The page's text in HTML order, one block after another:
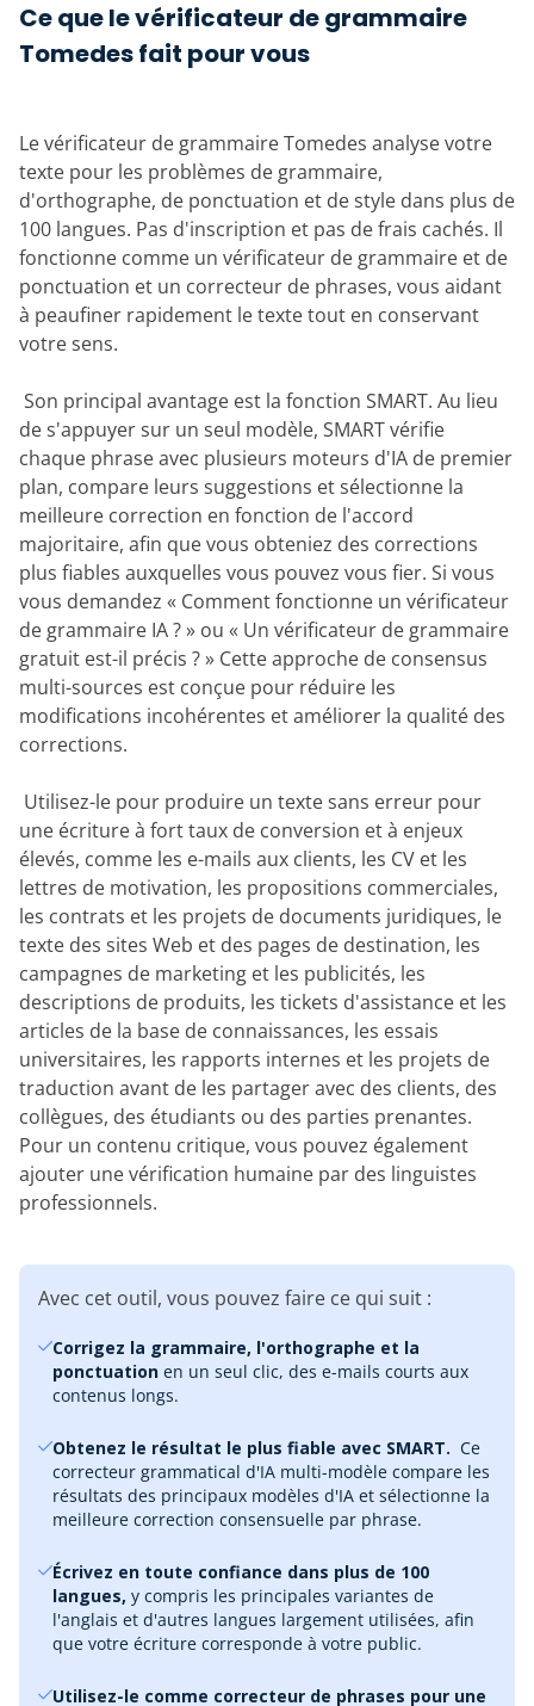
Ce que le vérificateur de grammaire
Tomedes fait pour vous
Le vérificateur de grammaire Tomedes analyse votre
texte pour les problèmes de grammaire,
d'orthographe, de ponctuation et de style dans plus de
100 langues. Pas d'inscription et pas de frais cachés. Il
fonctionne comme un vérificateur de grammaire et de
ponctuation et un correcteur de phrases, vous aidant
à peaufiner rapidement le texte tout en conservant
votre sens.
‎ Son principal avantage est la fonction SMART. Au lieu
de s'appuyer sur un seul modèle, SMART vérifie
chaque phrase avec plusieurs moteurs d'IA de premier
plan, compare leurs suggestions et sélectionne la
meilleure correction en fonction de l'accord
majoritaire, afin que vous obteniez des corrections
plus fiables auxquelles vous pouvez vous fier. Si vous
vous demandez « Comment fonctionne un vérificateur
de grammaire IA ? » ou « Un vérificateur de grammaire
gratuit est-il précis ? » Cette approche de consensus
multi-sources est conçue pour réduire les
modifications incohérentes et améliorer la qualité des
corrections.
‎ Utilisez-le pour produire un texte sans erreur pour
une écriture à fort taux de conversion et à enjeux
élevés, comme les e-mails aux clients, les CV et les
lettres de motivation, les propositions commerciales,
les contrats et les projets de documents juridiques, le
texte des sites Web et des pages de destination, les
campagnes de marketing et les publicités, les
descriptions de produits, les tickets d'assistance et les
articles de la base de connaissances, les essais
universitaires, les rapports internes et les projets de
traduction avant de les partager avec des clients, des
collègues, des étudiants ou des parties prenantes.
Pour un contenu critique, vous pouvez également
ajouter une vérification humaine par des linguistes
professionnels.
Avec cet outil, vous pouvez faire ce qui suit :
Corrigez la grammaire, l'orthographe et la
ponctuation en un seul clic, des e-mails courts aux
contenus longs.
Obtenez le résultat le plus fiable avec SMART. ‎ Ce
correcteur grammatical d'IA multi-modèle compare les
résultats des principaux modèles d'IA et sélectionne la
meilleure correction consensuelle par phrase.
Écrivez en toute confiance dans plus de 100
langues, y compris les principales variantes de
l'anglais et d'autres langues largement utilisées, afin
que votre écriture corresponde à votre public.
Utilisez-le comme correcteur de phrases pour une